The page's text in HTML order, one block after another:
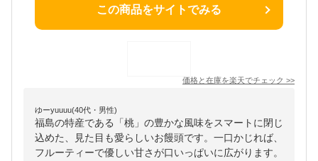
この商品をサイトでみる
価格と在庫を楽天でチェック >>
ゆーyuuuu(40代・男性)
福島の特産である「桃」の豊かな風味をスマートに閉じ
込めた、見た目も愛らしいお饅頭です。一口かじれば、
フルーティーで優しい甘さが口いっぱいに広がります。